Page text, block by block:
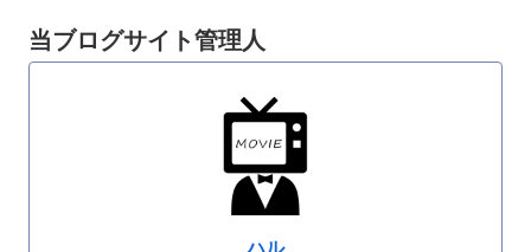
当ブログサイト管理人